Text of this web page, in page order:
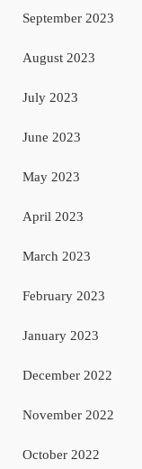
September 2023
August 2023
July 2023
June 2023
May 2023
April 2023
March 2023
February 2023
January 2023
December 2022
November 2022
October 2022